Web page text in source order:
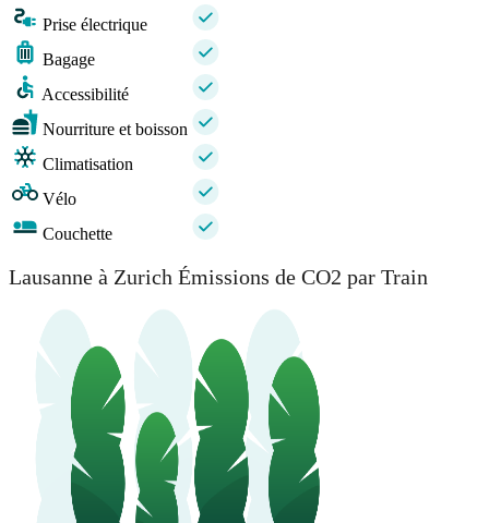
Prise électrique
Bagage
Accessibilité
Nourriture et boisson
Climatisation
Vélo
Couchette
Lausanne à Zurich Émissions de CO2 par Train